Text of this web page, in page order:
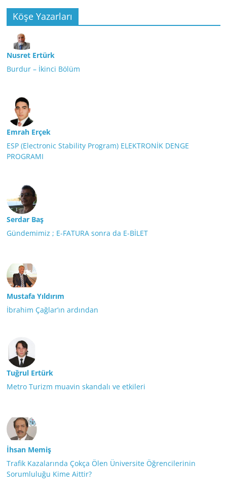
Köşe Yazarları
Nusret Ertürk
Burdur – İkinci Bölüm
Emrah Erçek
ESP (Electronic Stability Program) ELEKTRONİK DENGE
PROGRAMI
Serdar Baş
Gündemimiz ; E-FATURA sonra da E-BİLET
Mustafa Yıldırım
İbrahim Çağlar’ın ardından
Tuğrul Ertürk
Metro Turizm muavin skandalı ve etkileri
İhsan Memiş
Trafik Kazalarında Çokça Ölen Üniversite Öğrencilerinin
Sorumluluğu Kime Aittir?